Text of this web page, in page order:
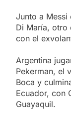
Junto a Messi
Di María, otro
con el
Argentina
Pekerman, el
Boca y
Ecuador, con
Guayaquil.